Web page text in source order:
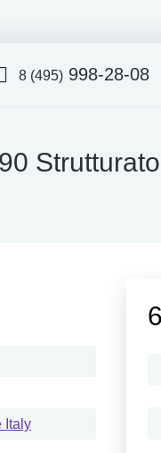
8 (495) 998-28-08
Italy